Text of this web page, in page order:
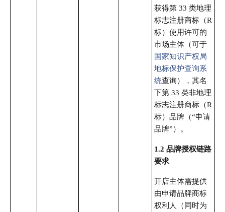
获得第 33 类地理
标志注册商标（R
标）使用许可的
市场主体（可于
国家知识产权局
地标保护查询系
统查询），其名
下第 33 类非地理
标志注册商标（R
标）品牌（“申请
品牌”）。
1.2 品牌授权链路
要求
开店主体需提供
由申请品牌商标
权利人（同时为